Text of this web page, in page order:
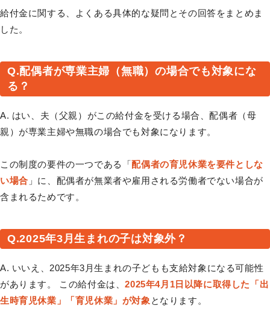
給付金に関する、よくある具体的な疑問とその回答をまとめま
した。
Q.配偶者が専業主婦（無職）の場合でも対象にな
る？
A. はい、夫（父親）がこの給付金を受ける場合、配偶者（母
親）が専業主婦や無職の場合でも対象になります。
この制度の要件の一つである「配偶者の育児休業を要件としな
い場合 」に、配偶者が無業者や雇用される労働者でない場合が
含まれるためです。
Q.2025年3月生まれの子は対象外？
A. いいえ、2025年3月生まれの子どもも支給対象になる可能性
があります。 この給付金は、2025年4月1日以降に取得した「出
生時育児休業」「育児休業」が対象 となります。